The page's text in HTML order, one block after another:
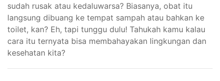
sudah rusak atau kedaluwarsa? Biasanya, obat itu
langsung dibuang ke tempat sampah atau bahkan ke
toilet, kan? Eh, tapi tunggu dulu! Tahukah kamu kalau
cara itu ternyata bisa membahayakan lingkungan dan
kesehatan kita?